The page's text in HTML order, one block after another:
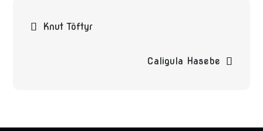
Knut Töftyr
Caligula Hasebe